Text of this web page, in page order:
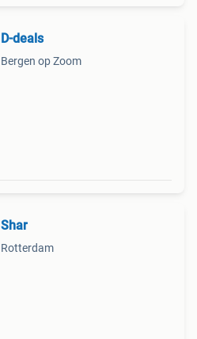
D-deals
Bergen op Zoom
Shar
Rotterdam